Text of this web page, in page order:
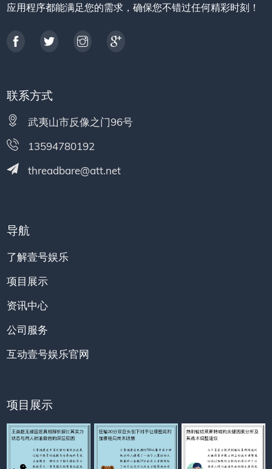
应用程序都能满足您的需求，确保您不错过任何精彩时刻！
联系方式
武夷山市反像之门96号
13594780192
threadbare@att.net
导航
了解壹号娱乐
项目展示
资讯中心
公司服务
互动壹号娱乐官网
项目展示